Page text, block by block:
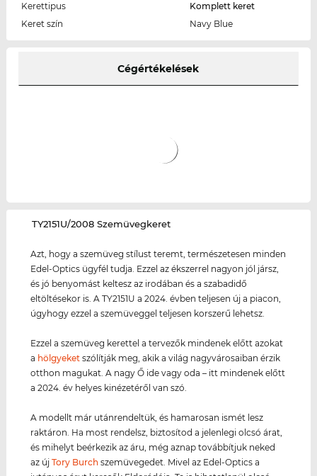
Kerettipus
Komplett keret
Keret szín
Navy Blue
Cégértékelések
‌TY2151U/2008 Szemüvegkeret
Azt, hogy a szemüveg stílust teremt, természetesen minden
Edel-Optics ügyfél tudja. Ezzel az ékszerrel nagyon jól jársz,
és jó benyomást keltesz az irodában és a szabadidő
eltöltésekor is. A TY2151U a 2024. évben teljesen új a piacon,
úgyhogy ezzel a szemüveggel teljesen korszerű lehetsz.
Ezzel a szemüveg kerettel a tervezők mindenek előtt azokat
a hölgyeket szólítják meg, akik a világ nagyvárosaiban érzik
otthon magukat. A nagy Ő ide vagy oda – itt mindenek előtt
a 2024. év helyes kinézetéről van szó.
A modellt már utánrendeltük, és hamarosan ismét lesz
raktáron. Ha most rendelsz, biztosítod a jelenlegi olcsó árat,
és mihelyt beérkezik az áru, még aznap továbbítjuk neked
az újTory Burch szemüvegedet. Mivel az Edel-Optics a